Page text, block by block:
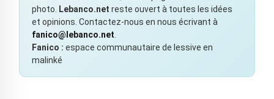
photo.
Lebanco.net reste ouvert à toutes les idées
et opinions. Contactez-nous en nous écrivant à
fanico@lebanco.net
Fanico : espace communautaire de lessive en
malinké